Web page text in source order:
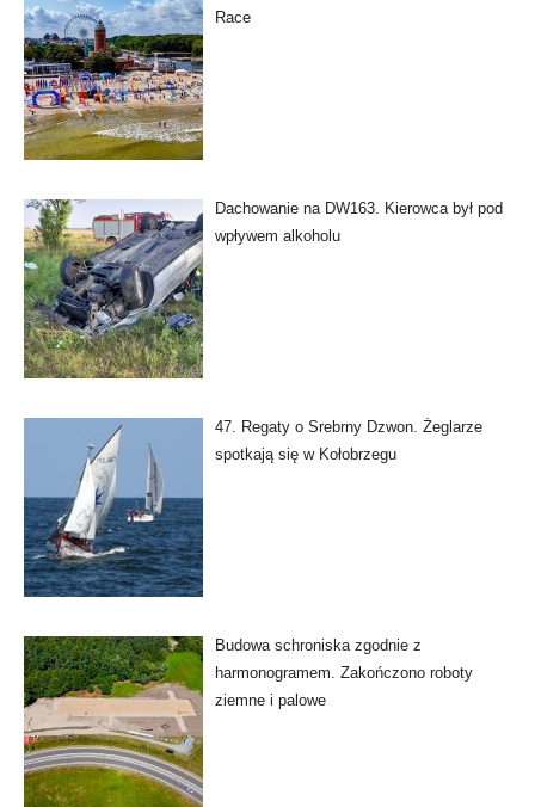
Race
Dachowanie na DW163. Kierowca był pod
wpływem alkoholu
47. Regaty o Srebrny Dzwon. Żeglarze
spotkają się w Kołobrzegu
Budowa schroniska zgodnie z
harmonogramem. Zakończono roboty
ziemne i palowe